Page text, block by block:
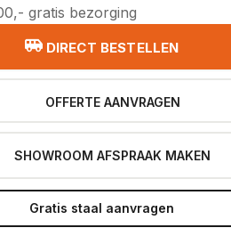
gratis bezorging
DIRECT BESTELLEN
OFFERTE AANVRAGEN
SHOWROOM AFSPRAAK MAKEN
Gratis staal aanvragen